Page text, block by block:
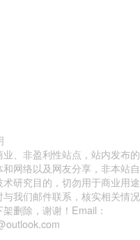
、非盈利性站点，站内发布
网络以及网友分享，非本站
术研究目的，切勿用于商业用
与我们邮件联系，核实相关情
删除，谢谢！Email：